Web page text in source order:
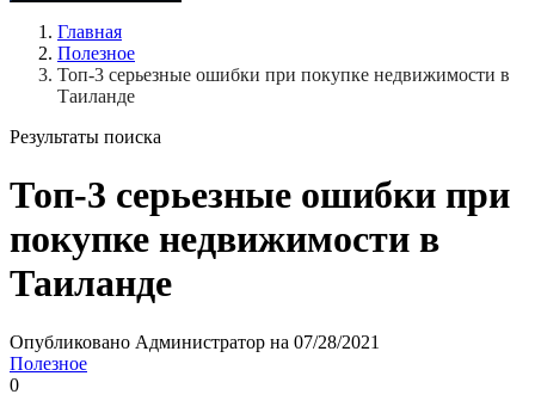
Главная
Полезное
Топ-3 серьезные ошибки при покупке недвижимости в
Таиланде
Результаты поиска
Топ-3 серьезные ошибки при
покупке недвижимости в
Таиланде
Опубликовано Администратор на 07/28/2021
Полезное
0